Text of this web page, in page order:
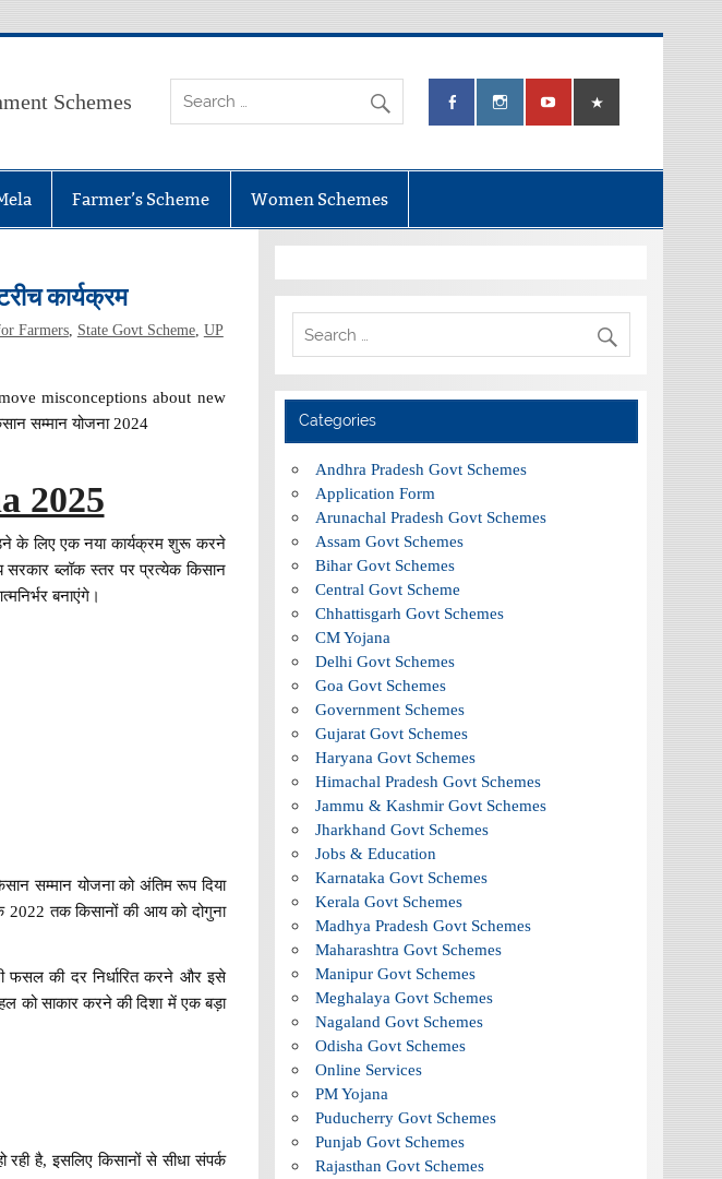
Schemes
Farmer’s Scheme Women Schemes
कार्यक्रम
Farmers, State Govt Scheme, UP
misconceptions about new
सम्मान योजना 2024
2025
के लिए एक नया कार्यक्रम शुरू करने
सरकार ब्लॉक स्तर पर प्रत्येक किसान
बनाएंगे।
सम्मान योजना को अंतिम रूप दिया
2022 तक किसानों की आय को दोगुना
फसल की दर निर्धारित करने और इसे
को साकार करने की दिशा में एक बड़ा
है, इसलिए किसानों से सीधा संपर्क
Categories
Andhra Pradesh Govt Schemes
Application Form
Arunachal Pradesh Govt Schemes
Assam Govt Schemes
Bihar Govt Schemes
Central Govt Scheme
Chhattisgarh Govt Schemes
CM Yojana
Delhi Govt Schemes
Goa Govt Schemes
Government Schemes
Gujarat Govt Schemes
Haryana Govt Schemes
Himachal Pradesh Govt Schemes
Jammu & Kashmir Govt Schemes
Jharkhand Govt Schemes
Jobs & Education
Karnataka Govt Schemes
Kerala Govt Schemes
Madhya Pradesh Govt Schemes
Maharashtra Govt Schemes
Manipur Govt Schemes
Meghalaya Govt Schemes
Nagaland Govt Schemes
Odisha Govt Schemes
Online Services
PM Yojana
Puducherry Govt Schemes
Punjab Govt Schemes
Rajasthan Govt Schemes